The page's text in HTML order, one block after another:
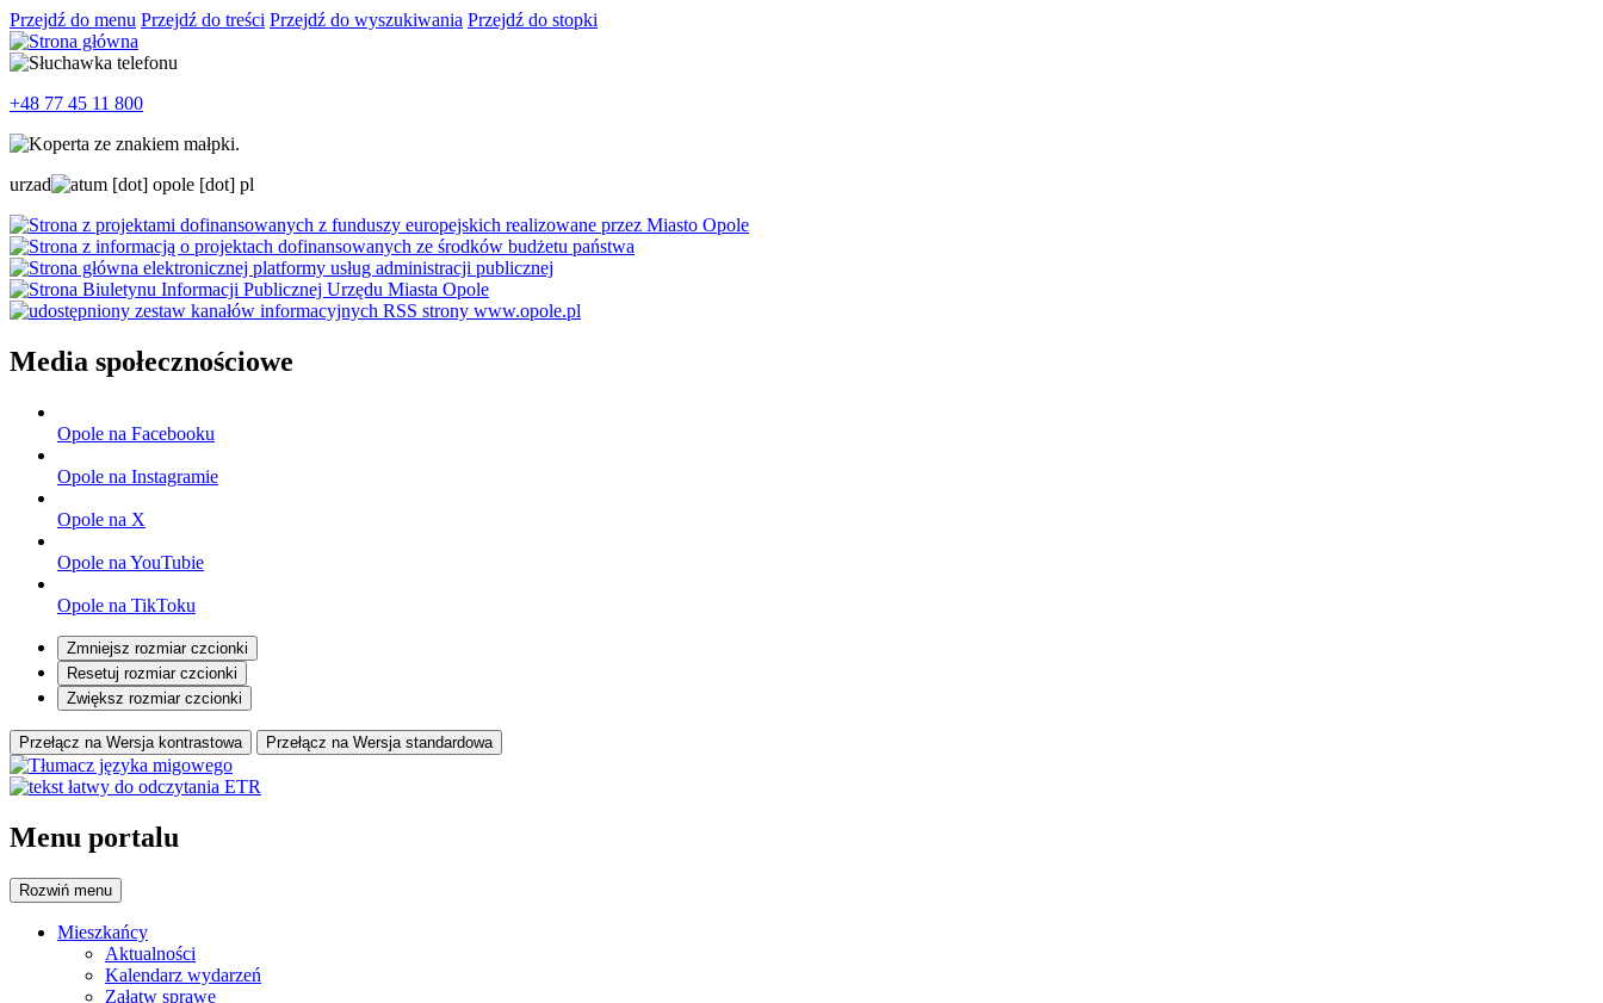
Przejdź do menu Przejdź do treści Przejdź do wyszukiwania Przejdź do stopki
+48 77 45 11 800
urzad um [dot] opole [dot] pl
Media społecznościowe
Opole na Facebooku
Opole na Instagramie
Opole na X
Opole na YouTubie
Opole na TikToku
Zmniejsz rozmiar czcionki
Resetuj rozmiar czcionki
Zwiększ rozmiar czcionki
Przełącz na Wersja kontrastowa Przełącz na Wersja standardowa
Menu portalu
Rozwiń menu
Mieszkańcy
Aktualności
Kalendarz wydarzeń
Załatw sprawę